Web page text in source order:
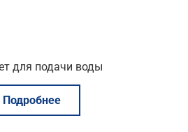
для подачи воды
Подробнее